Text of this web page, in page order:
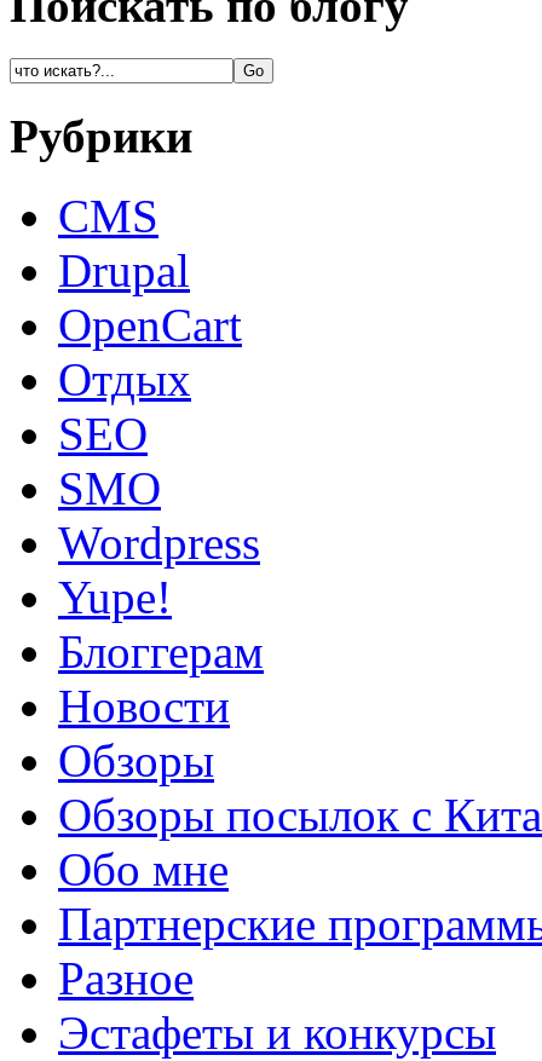
Рубрики
CMS
Drupal
OpenCart
Oтдых
SEO
SMO
Wordpress
Yupe!
Блоггерам
Новости
Обзоры
Обзоры посылок с
Обо мне
Партнерские
Разное
Эстафеты и конкурсы